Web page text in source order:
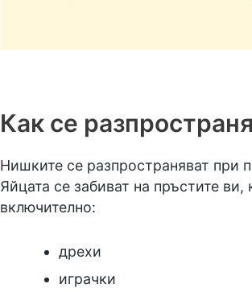
Как се
Нишките се разпространяват при
Яйцата се забиват на пръстите
включително:
дрехи
играчки